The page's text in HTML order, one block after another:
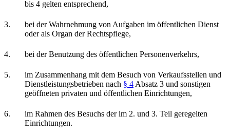
bis 4 gelten entsprechend,
3.
bei der Wahrnehmung von Aufgaben im öffentlichen Dienst
oder als Organ der Rechtspflege,
4. bei der Benutzung des öffentlichen Personenverkehrs,
5.
im Zusammenhang mit dem Besuch von Verkaufsstellen und
Dienstleistungsbetrieben nach § 4 Absatz 3 und sonstigen
geöffneten privaten und öffentlichen Einrichtungen,
6.
im Rahmen des Besuchs der im 2. und 3. Teil geregelten
Einrichtungen.